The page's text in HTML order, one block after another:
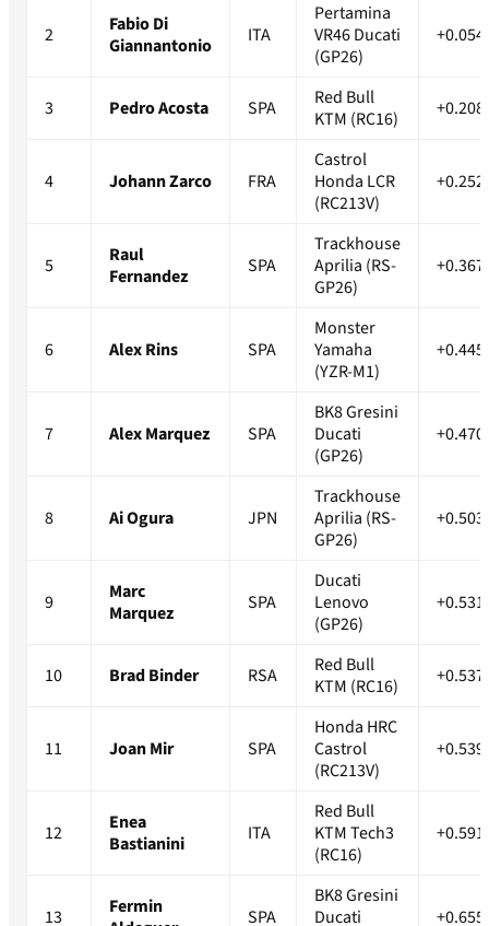
2
Fabio Di
Giannantonio
ITA
Pertamina
VR46 Ducati
(GP26)
3 Pedro Acosta SPA
Red Bull
KTM (RC16)
4 Johann Zarco FRA
Castrol
Honda LCR
(RC213V)
5
Raul
Fernandez
SPA
Trackhouse
Aprilia (RS-
GP26)
6 Alex Rins SPA
Monster
Yamaha
(YZR-M1)
7 Alex Marquez SPA
BK8 Gresini
Ducati
(GP26)
8 Ai Ogura JPN
Trackhouse
Aprilia (RS-
GP26)
9
Marc
Marquez
SPA
Ducati
Lenovo
(GP26)
10 Brad Binder RSA
Red Bull
KTM (RC16)
11 Joan Mir SPA
Honda HRC
Castrol
(RC213V)
12
Enea
Bastianini
ITA
Red Bull
KTM Tech3
(RC16)
13
Fermin
SPA
BK8 Gresini
Ducati